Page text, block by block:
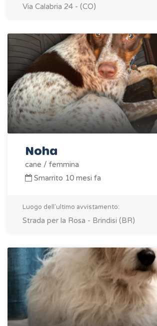
Via Calabria 24 - (CO)
Noha
cane / femmina
Smarrito 10 mesi fa
Luogo dell'ultimo avvistamento:
Strada per la Rosa - Brindisi (BR)